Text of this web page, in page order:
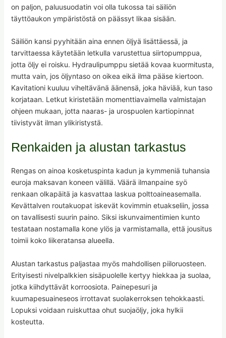
on paljon, paluusuodatin voi olla tukossa tai säiliön
täyttöaukon ympäristöstä on päässyt likaa sisään.
Säiliön kansi pyyhitään aina ennen öljyä lisättäessä, ja
tarvittaessa käytetään letkulla varustettua siirtopumppua,
jotta öljy ei roisku. Hydraulipumppu sietää kovaa kuormitusta,
mutta vain, jos öljyntaso on oikea eikä ilma pääse kiertoon.
Kavitationi kuuluu viheltävänä äänensä, joka häviää, kun taso
korjataan. Letkut kiristetään momenttiavaimella valmistajan
ohjeen mukaan, jotta naaras- ja urospuolen kartiopinnat
tiivistyvät ilman ylikiristystä.
Renkaiden ja alustan tarkastus
Rengas on ainoa kosketuspinta kadun ja kymmeniä tuhansia
euroja maksavan koneen välillä. Väärä ilmanpaine syö
renkaan olkapäitä ja kasvattaa laskua polttoaineasemalla.
Kevättalven routakuopat iskevät kovimmin etuakseliin, jossa
on tavallisesti suurin paino. Siksi iskunvaimentimien kunto
testataan nostamalla kone ylös ja varmistamalla, että jousitus
toimii koko liikeratansa alueella.
Alustan tarkastus paljastaa myös mahdollisen piiloruosteen.
Erityisesti nivelpalkkien sisäpuolelle kertyy hiekkaa ja suolaa,
jotka kiihdyttävät korroosiota. Painepesuri ja
kuumapesuaineseos irrottavat suolakerroksen tehokkaasti.
Lopuksi voidaan ruiskuttaa ohut suojaöljy, joka hylkii
kosteutta.